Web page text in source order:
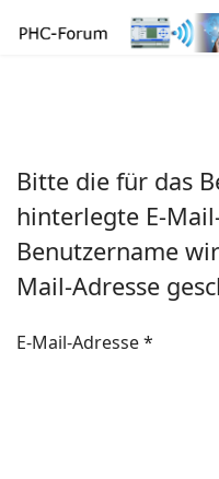
Bitte die für das
hinterlegte E-
Benutzername
Mail-Adresse
E-Mail-Adresse*